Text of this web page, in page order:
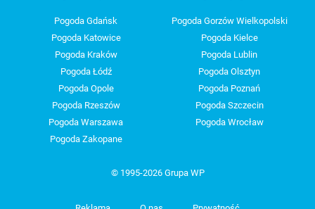
Pogoda Gdańsk
Pogoda Gorzów Wielkopolski
Pogoda Katowice
Pogoda Kielce
Pogoda Kraków
Pogoda Lublin
Pogoda Łódź
Pogoda Olsztyn
Pogoda Opole
Pogoda Poznań
Pogoda Rzeszów
Pogoda Szczecin
Pogoda Warszawa
Pogoda Wrocław
Pogoda Zakopane
© 1995-2026 Grupa WP